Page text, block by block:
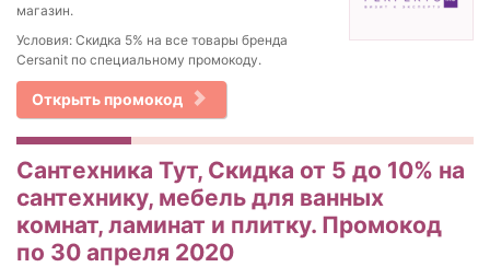
магазин.
Условия: Скидка 5% на все товары бренда
Cersanit по специальному промокоду.
Открыть промокод
Сантехника Тут, Скидка от 5 до 10% на
сантехнику, мебель для ванных
комнат, ламинат и плитку. Промокод
по 30 апреля 2020